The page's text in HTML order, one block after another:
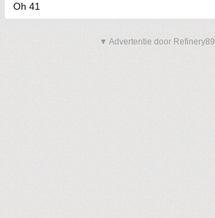
Oh 41
▼ Advertentie door Refinery89